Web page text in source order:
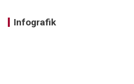
Infografik